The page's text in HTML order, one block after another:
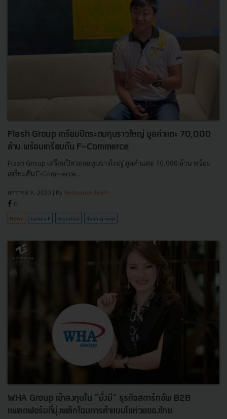
Flash Group เตรียมปิดระดมทุนราวใหญ่ มูลค่าแตะ 70,000
ล้าน พร้อมเตรียมดัน F-Commerce
Flash Group เตรียมปิดระดมทุนราวใหญ่ มูลค่าแตะ 70,000 ล้าน พร้อม
เตรียมดัน F-Commerce...
มกราคม 9, 2023 | By Techsauce Team
0
News series F logistics flash-group
WHA Group เข้าลงทุนใน “มั่งมี” ธุรกิจสตาร์ทอัพ B2B
แพลตฟอร์มที่มุ่งพลิกโฉมการค้าแบบโชห่วยของไทย